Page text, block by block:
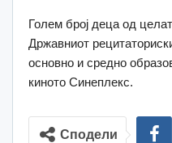
Голем број деца од
Државниот
основно и средно
киното Синеплекс.
Сподели